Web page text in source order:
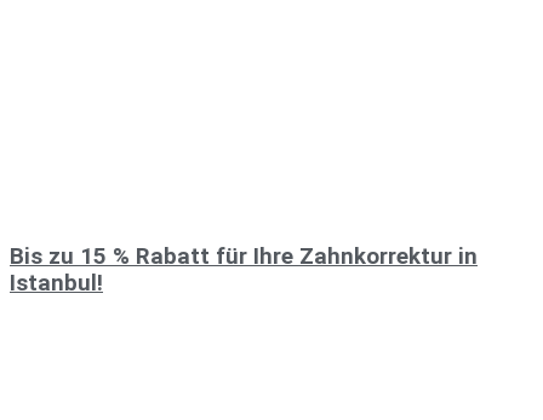
Bis zu 15 % Rabatt für Ihre Zahnkorrektur in
Istanbul!